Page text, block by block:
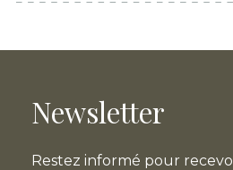
Newsletter
Restez informé pour